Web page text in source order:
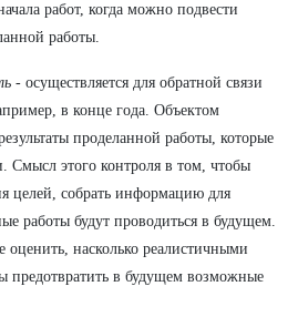
работ, когда можно подвести
работы.
- осуществляется для обратной связи
в конце года. Объектом
проделанной работы, которые
Смысл этого контроля в том, чтобы
целей, собрать информацию для
работы будут проводиться в будущем.
насколько реалистичными
предотвратить в будущем возможные